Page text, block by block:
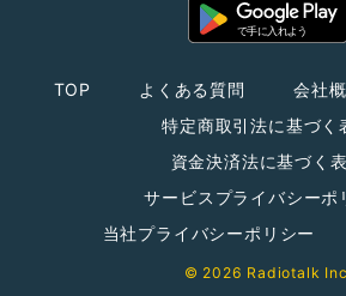
TOP よくある質問 会社
特定商取引法に基づく
資金決済法に基づく
サービスプライバシーポ
当社プライバシーポリシー
© 2026 Radiotalk